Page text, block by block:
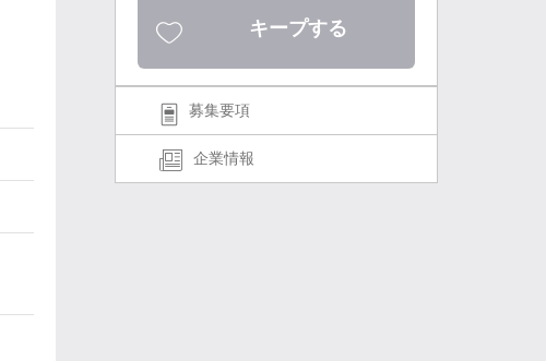
キープする
募集要項
企業情報